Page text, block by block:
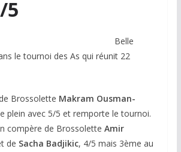
5
Belle
le tournoi des As qui réunit 22
Brossolette Makram Ousman-
plein avec 5/5 et remporte le tournoi.
compère de Brossolette Amir
de Sacha Badjikic, 4/5 mais 3ème au